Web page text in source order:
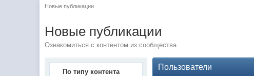
Новые публикации
Новые публикации
Ознакомиться с контентом из сообщества
По типу контента
Пользователи